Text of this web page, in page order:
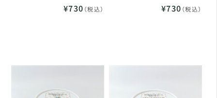
¥730 （税込） ¥730 （税込）